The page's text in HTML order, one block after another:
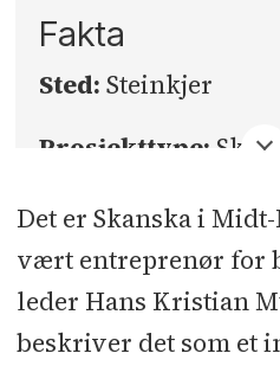
Fakta
Sted: Steinkjer
Prosjekttype:
Bruttoareal: Ca.
Byggherre:
Byggherreombud:
Det er Skanska i
vært entreprenør for
leder Hans Kristian
beskriver det som et